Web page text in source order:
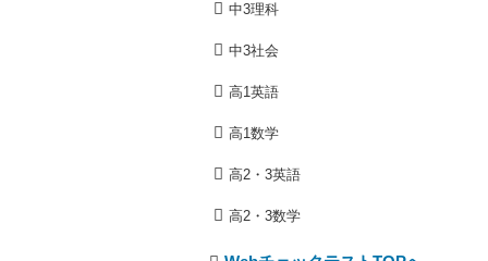
中3理科
中3社会
高1英語
高1数学
高2・3英語
高2・3数学